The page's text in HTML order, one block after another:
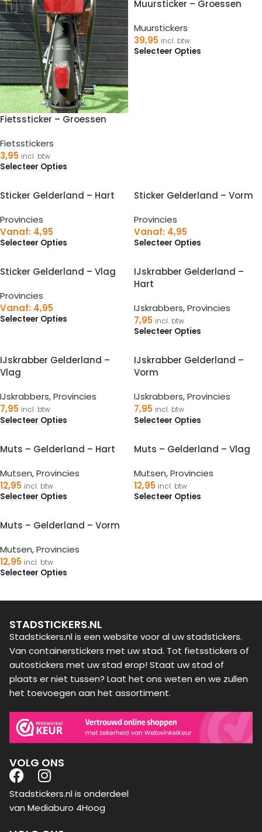
Fietssticker – Groessen
Fietsstickers
3,95 incl. btw
Selecteer Opties
Muursticker – Groessen
Muurstickers
39,95 incl. btw
Selecteer Opties
Sticker Gelderland – Hart
Provincies
Vanaf: 4,95
Selecteer Opties
Sticker Gelderland – Vorm
Provincies
Vanaf: 4,95
Selecteer Opties
Sticker Gelderland – Vlag
Provincies
Vanaf: 4,95
Selecteer Opties
IJskrabber Gelderland –
Hart
IJskrabbers,Provincies
7,95 incl. btw
Selecteer Opties
IJskrabber Gelderland –
Vlag
IJskrabbers,Provincies
7,95 incl. btw
Selecteer Opties
IJskrabber Gelderland –
Vorm
IJskrabbers,Provincies
7,95 incl. btw
Selecteer Opties
Muts – Gelderland – Hart
Mutsen,Provincies
12,95 incl. btw
Selecteer Opties
Muts – Gelderland – Vlag
Mutsen,Provincies
12,95 incl. btw
Selecteer Opties
Muts – Gelderland – Vorm
Mutsen,Provincies
12,95 incl. btw
Selecteer Opties
STADSTICKERS.NL
Stadstickers.nl is een website voor al uw stadstickers.
Van containerstickers met uw stad. Tot fietsstickers of
autostickers met uw stad erop! Staat uw stad of
plaats er niet tussen? Laat het ons weten en we zullen
het toevoegen aan het assortiment.
VOLG ONS
Stadstickers.nl is onderdeel
van Mediaburo 4Hoog